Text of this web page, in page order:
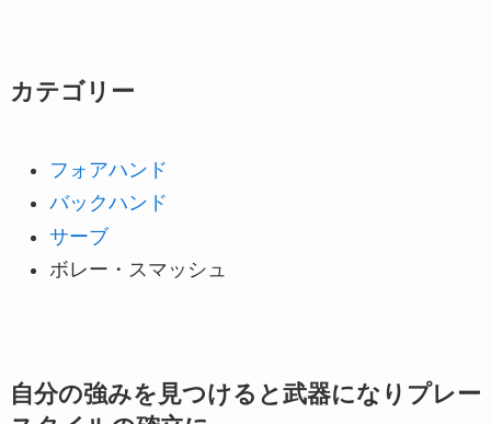
カテゴリー
フォアハンド
バックハンド
サーブ
ボレー・スマッシュ
自分の強みを見つけると武器になりプレー